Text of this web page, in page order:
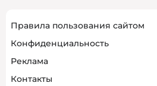
Правила пользования сайтом
Конфиденциальность
Реклама
Контакты